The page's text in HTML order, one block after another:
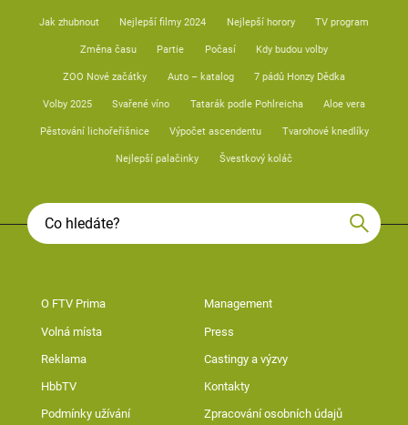
Jak zhubnout Nejlepší filmy 2024 Nejlepší horory TV program
Změna času Partie Počasí Kdy budou volby
ZOO Nové začátky Auto – katalog 7 pádů Honzy Dědka
Volby 2025 Svařené víno Tatarák podle Pohlreicha Aloe vera
Pěstování lichořeřišnice Výpočet ascendentu Tvarohové knedlíky
Nejlepší palačinky Švestkový koláč
O FTV Prima Management
Volná místa Press
Reklama Castingy a výzvy
HbbTV Kontakty
Podmínky užívání Zpracování osobních údajů